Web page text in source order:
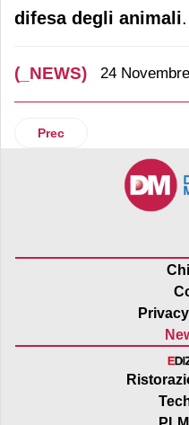
difesa degli animali.
(_NEWS) 24
Articolo precedente:
Prec